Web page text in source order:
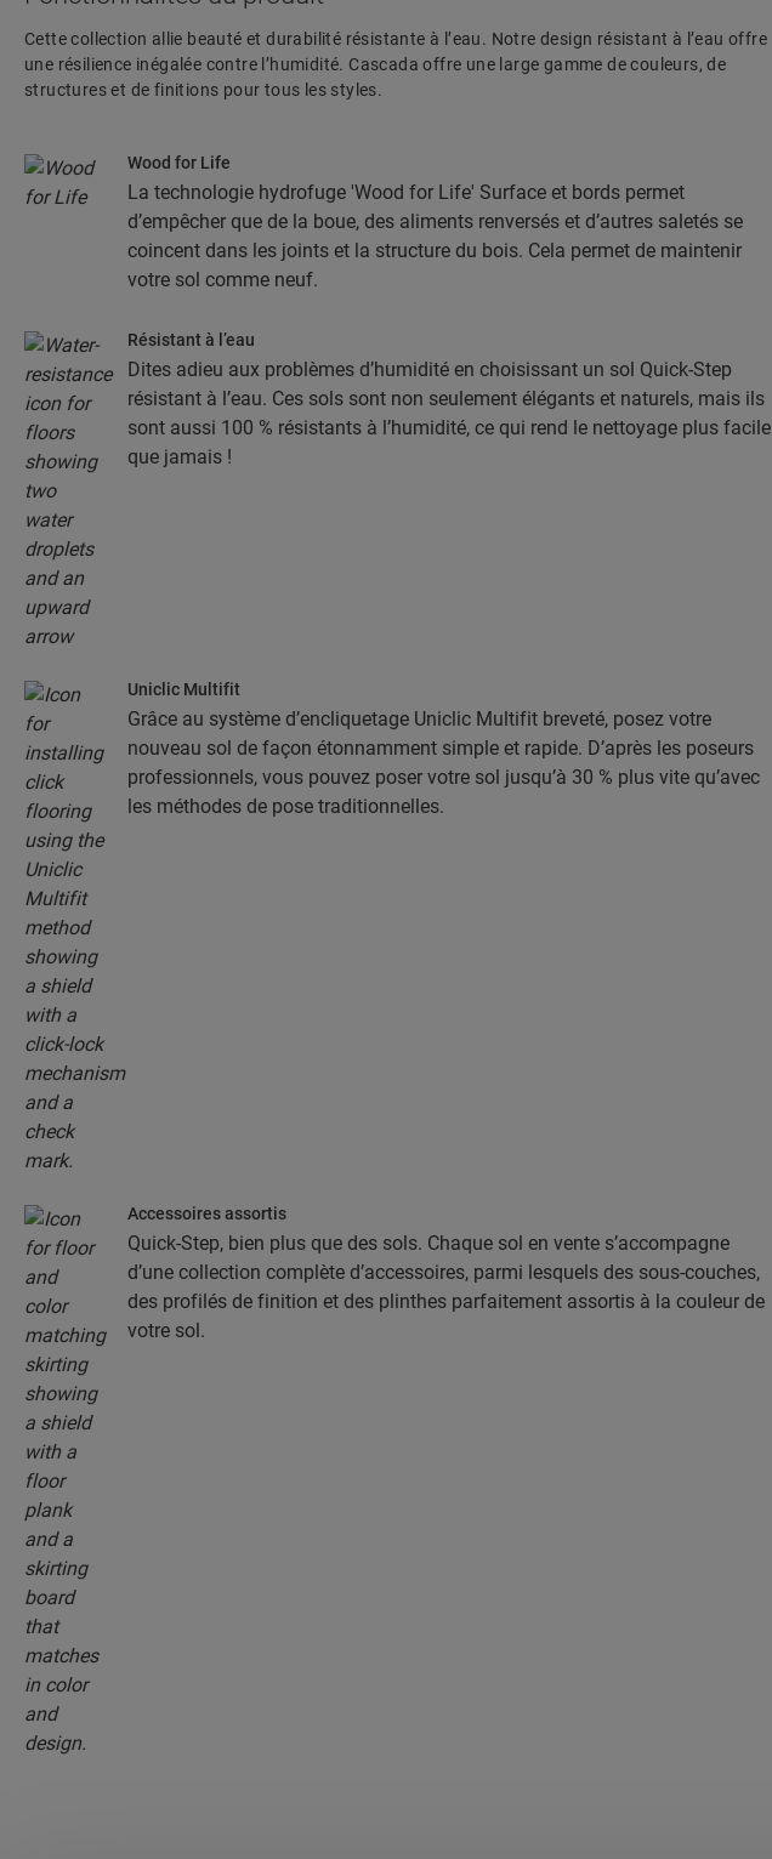
Cette collection allie beauté et durabilité résistante à l’eau. Notre design résistant à l’eau offre
une résilience inégalée contre l’humidité. Cascada offre une large gamme de couleurs, de
structures et de finitions pour tous les styles.
Wood for Life
La technologie hydrofuge 'Wood for Life' Surface et bords permet
d’empêcher que de la boue, des aliments renversés et d’autres saletés se
coincent dans les joints et la structure du bois. Cela permet de maintenir
votre sol comme neuf.
Résistant à l’eau
Dites adieu aux problèmes d’humidité en choisissant un sol Quick-Step
résistant à l’eau. Ces sols sont non seulement élégants et naturels, mais ils
sont aussi 100 % résistants à l’humidité, ce qui rend le nettoyage plus facile
que jamais !
Uniclic Multifit
Grâce au système d’encliquetage Uniclic Multifit breveté, posez votre
nouveau sol de façon étonnamment simple et rapide. D’après les poseurs
professionnels, vous pouvez poser votre sol jusqu’à 30 % plus vite qu’avec
les méthodes de pose traditionnelles.
Accessoires assortis
Quick-Step, bien plus que des sols. Chaque sol en vente s’accompagne
d’une collection complète d’accessoires, parmi lesquels des sous-couches,
des profilés de finition et des plinthes parfaitement assortis à la couleur de
votre sol.